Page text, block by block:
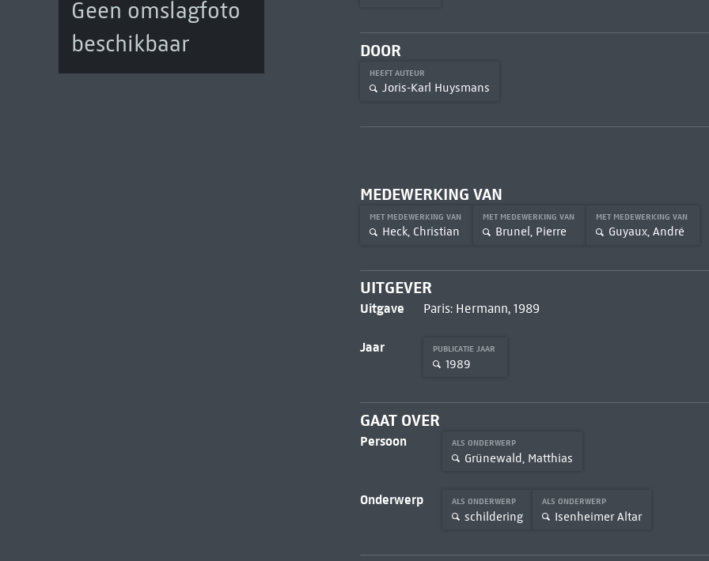
Geen omslagfoto
beschikbaar
DOOR
HEEFT AUTEUR
Joris-Karl Huysmans
MEDEWERKING VAN
MET MEDEWERKING VAN
Heck, Christian
MET MEDEWERKING VAN
Brunel, Pierre
MET MEDEWERKING VAN
Guyaux, André
UITGEVER
Uitgave Paris: Hermann, 1989
Jaar PUBLICATIE JAAR
1989
GAAT OVER
Persoon ALS ONDERWERP
Grünewald, Matthias
Onderwerp ALS ONDERWERP
schildering
ALS ONDERWERP
Isenheimer Altar